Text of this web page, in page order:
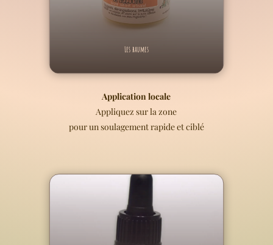
Les baumes
Application locale
Appliquez sur la zone
pour un soulagement rapide et ciblé